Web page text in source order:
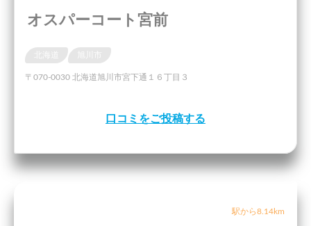
オスパーコート宮前
〒070-0030 北海道旭川市宮下通１６丁目３
口コミをご投稿する
駅から8.14km